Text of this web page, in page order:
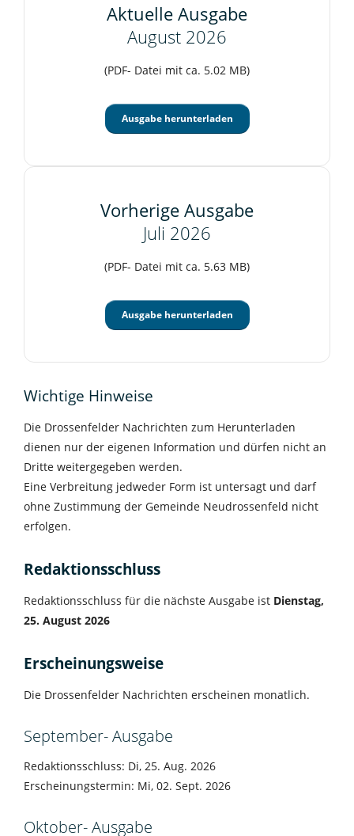
Aktuelle Ausgabe
August 2026
(PDF- Datei mit ca. 5.02 MB)
Ausgabe herunterladen
Vorherige Ausgabe
Juli 2026
(PDF- Datei mit ca. 5.63 MB)
Ausgabe herunterladen
Wichtige Hinweise
Die Drossenfelder Nachrichten zum Herunterladen
dienen nur der eigenen Information und dürfen nicht an
Dritte weitergegeben werden.
Eine Verbreitung jedweder Form ist untersagt und darf
ohne Zustimmung der Gemeinde Neudrossenfeld nicht
erfolgen.
Redaktionsschluss
Redaktionsschluss für die nächste Ausgabe ist Dienstag,
25. August 2026
Erscheinungsweise
Die Drossenfelder Nachrichten erscheinen monatlich.
September- Ausgabe
Redaktionsschluss: Di, 25. Aug. 2026
Erscheinungstermin: Mi, 02. Sept. 2026
Oktober- Ausgabe